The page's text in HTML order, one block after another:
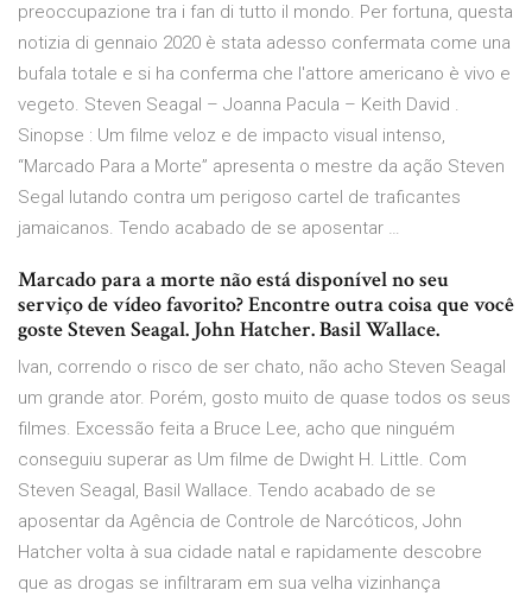
preoccupazione tra i fan di tutto il mondo. Per fortuna, questa
notizia di gennaio 2020 è stata adesso confermata come una
bufala totale e si ha conferma che l'attore americano è vivo e
vegeto. Steven Seagal – Joanna Pacula – Keith David .
Sinopse : Um filme veloz e de impacto visual intenso,
“Marcado Para a Morte” apresenta o mestre da ação Steven
Segal lutando contra um perigoso cartel de traficantes
jamaicanos. Tendo acabado de se aposentar …
Marcado para a morte não está disponível no seu
serviço de vídeo favorito? Encontre outra coisa que você
goste Steven Seagal. John Hatcher. Basil Wallace.
Ivan, correndo o risco de ser chato, não acho Steven Seagal
um grande ator. Porém, gosto muito de quase todos os seus
filmes. Excessão feita a Bruce Lee, acho que ninguém
conseguiu superar as Um filme de Dwight H. Little. Com
Steven Seagal, Basil Wallace. Tendo acabado de se
aposentar da Agência de Controle de Narcóticos, John
Hatcher volta à sua cidade natal e rapidamente descobre
que as drogas se infiltraram em sua velha vizinhança